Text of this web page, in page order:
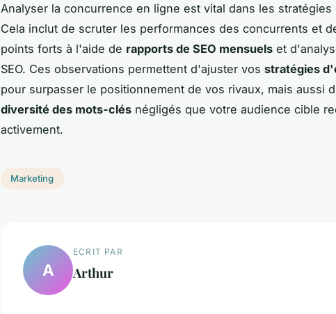
Analyser la concurrence en ligne est vital dans les stratégies
Cela inclut de scruter les performances des concurrents et
points forts à l'aide de rapports de SEO mensuels et
SEO. Ces observations permettent d'ajuster vos stratégies
pour surpasser le positionnement de vos rivaux, mais aussi
diversité des mots-clés négligés que votre audience cible
activement.
Marketing
A
ECRIT PAR
Arthur